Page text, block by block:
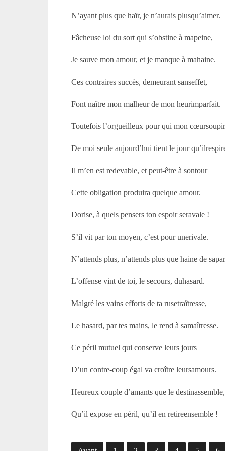
N’ayant plus que haïr, je n’aurais plusqu’aimer.
Fâcheuse loi du sort qui s’obstine à mapeine,
Je sauve mon amour, et je manque à mahaine.
Ces contraires succès, demeurant sanseffet,
Font naître mon malheur de mon heurimparfait.
Toutefois l’orgueilleux pour qui mon
De moi seule aujourd’hui tient le jour
Il m’en est redevable, et peut-être à sontour
Cette obligation produira quelque amour.
Dorise, à quels pensers ton espoir seravale !
S’il vit par ton moyen, c’est pour unerivale.
N’attends plus, n’attends plus que haine de
L’offense vint de toi, le secours, duhasard.
Malgré les vains efforts de ta rusetraîtresse,
Le hasard, par tes mains, le rend à samaîtresse.
Ce péril mutuel qui conserve leurs jours
D’un contre-coup égal va croître leursamours.
Heureux couple d’amants que le destinassemble,
Qu’il expose en péril, qu’il en retireensemble !